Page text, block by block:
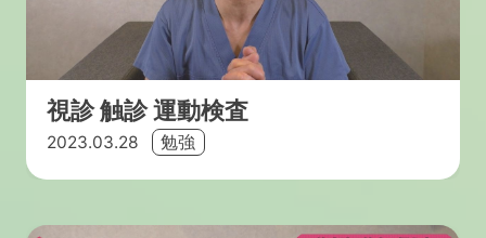
視診 触診 運動検査
2023.03.28 勉強